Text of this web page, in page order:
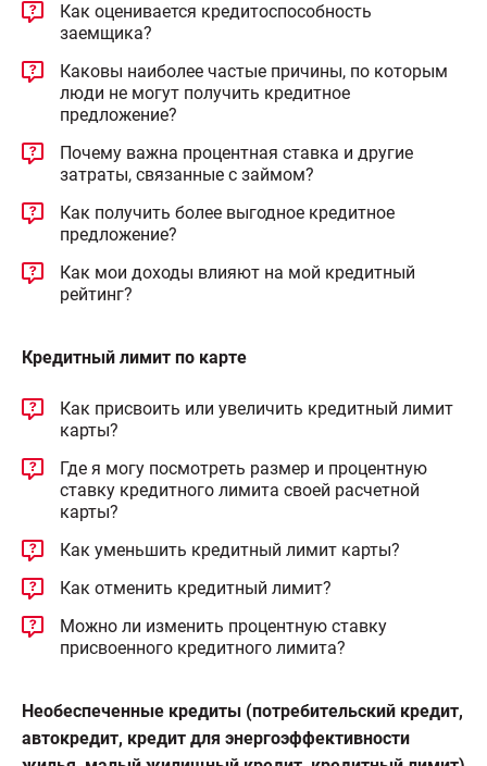
Как оценивается кредитоспособность
заемщика?
Каковы наиболее частые причины, по которым
люди не могут получить кредитное
предложение?
Почему важна процентная ставка и другие
затраты, связанные с займом?
Как получить более выгодное кредитное
предложение?
Как мои доходы влияют на мой кредитный
рейтинг?
Кредитный лимит по карте
Как присвоить или увеличить кредитный лимит
карты?
Где я могу посмотреть размер и процентную
ставку кредитного лимита своей расчетной
карты?
Как уменьшить кредитный лимит карты?
Как отменить кредитный лимит?
Можно ли изменить процентную ставку
присвоенного кредитного лимита?
Необеспеченные кредиты (потребительский кредит,
автокредит, кредит для энергоэффективности